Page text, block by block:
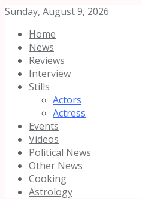
Sunday, August 9, 2026
Home
News
Reviews
Interview
Stills
Actors
Actress
Events
Videos
Political News
Other News
Cooking
Astrology